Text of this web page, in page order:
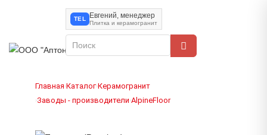
TEL Евгений, менеджер
Плитка и керамогранит
Главная›Каталог›Керамогранит
›Заводы - производители›AlpineFloor